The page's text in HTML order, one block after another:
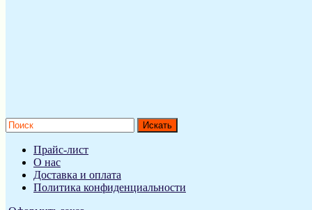
Прайс-лист
О нас
Доставка и оплата
Политика конфиденциальности